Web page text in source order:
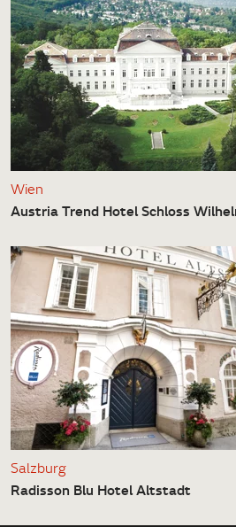
Wien
Austria Trend Hotel Schloss
Salzburg
Radisson Blu Hotel Altstadt